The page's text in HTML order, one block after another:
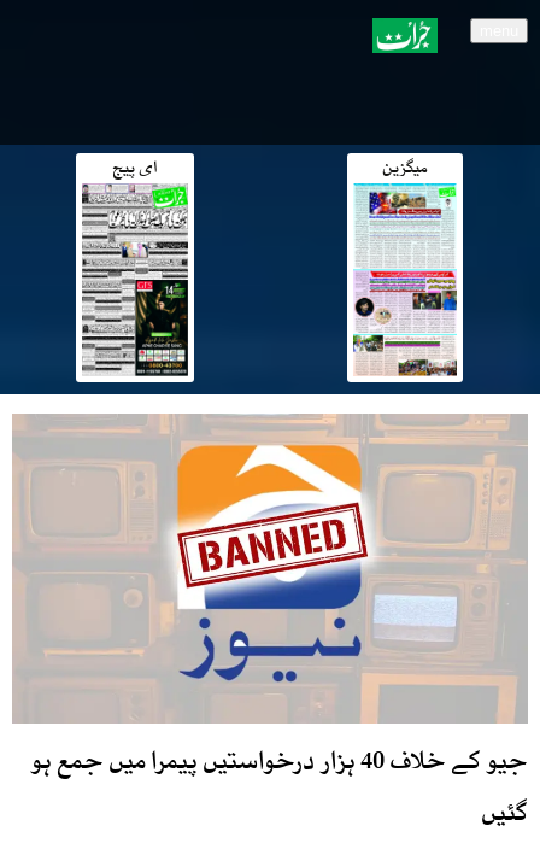
میگزین ای پیج
جیو کے خلاف 40 ہزار درخواستیں پیمرا میں جمع ہو
گئیں